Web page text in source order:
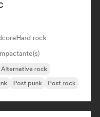
Hard rock
Alternative rock
Post punk Post rock